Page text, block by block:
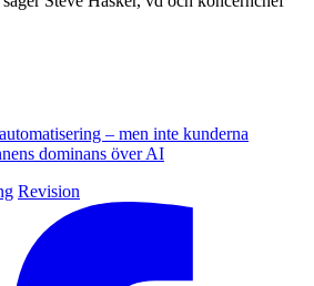
– men inte kunderna
dominans över AI
Revision